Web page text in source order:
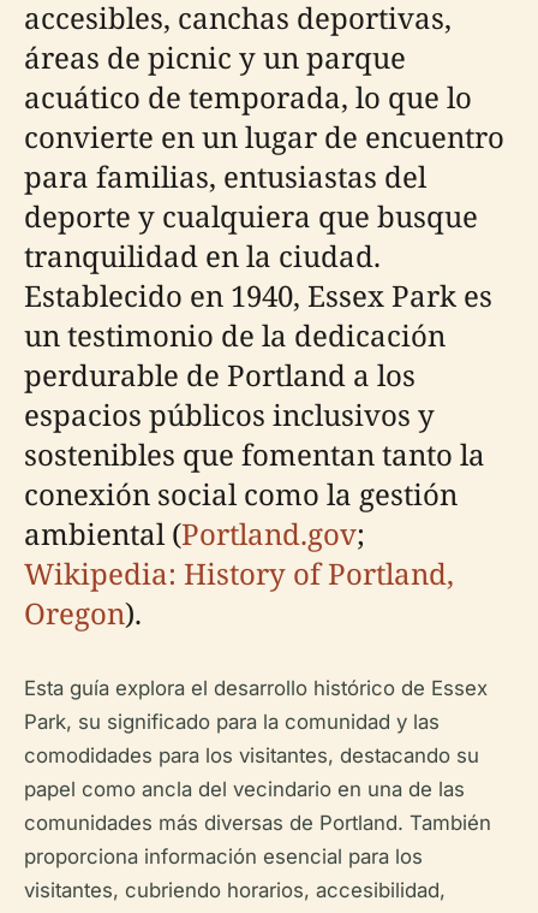
accesibles, canchas deportivas,
áreas de picnic y un parque
acuático de temporada, lo que lo
convierte en un lugar de encuentro
para familias, entusiastas del
deporte y cualquiera que busque
tranquilidad en la ciudad.
Establecido en 1940, Essex Park es
un testimonio de la dedicación
perdurable de Portland a los
espacios públicos inclusivos y
sostenibles que fomentan tanto la
conexión social como la gestión
ambiental (Portland.gov;
Wikipedia: History of Portland,
Oregon).
Esta guía explora el desarrollo histórico de Essex
Park, su significado para la comunidad y las
comodidades para los visitantes, destacando su
papel como ancla del vecindario en una de las
comunidades más diversas de Portland. También
proporciona información esencial para los
visitantes, cubriendo horarios, accesibilidad,